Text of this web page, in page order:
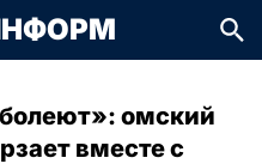
омский
вместе с